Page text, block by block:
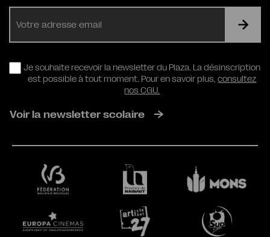
RGPD
Je souhaite recevoir la newsletter du Plaza. La désinscription
est possible à tout moment. Pour en savoir plus,consultez
nos CGU.
Voir la newsletter scolaire